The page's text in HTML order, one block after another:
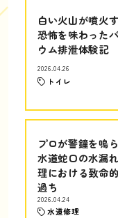
白い火山が噴火
恐怖を味わった
ウム排泄体験記
2026.04.26
トイレ
プロが警鐘を鳴
水道蛇口の水漏
理における致命
過ち
2026.04.24
水道修理